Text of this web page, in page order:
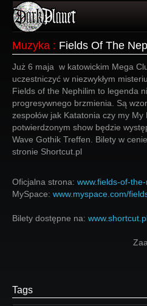
Wydarzenia
Galeria
Forum
Więcej
Login
Muzyka : Fields Of The
Już 6 maja w katowickim Mega
uczestniczyć w niezwykłym
Fields of the Nephilim to legenda
progresywnego brzmienia. Są
zespołów jak Katatonia czy my
potwierdzonym show będzie
Wave Gothik Treffen. Bilety w
stronie Shortcut.pl
Oficjalna strona: www.fields-of-
MySpace: www.myspace.com/
Bilety dostępne na:
Tags